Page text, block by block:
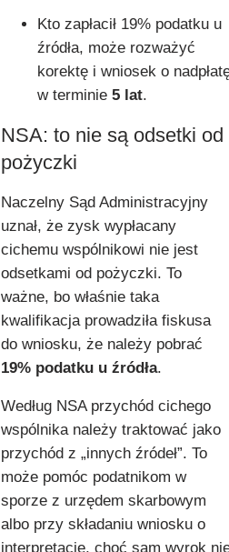
Kto zapłacił 19% podatku u
źródła, może rozważyć
korektę i wniosek o
w terminie 5 lat.
NSA: to nie są odsetki od
pożyczki
Naczelny Sąd Administracyjny
uznał, że zysk wypłacany
cichemu wspólnikowi nie jest
odsetkami od pożyczki. To
ważne, bo właśnie taka
kwalifikacja prowadziła fiskusa
do wniosku, że należy pobrać
19% podatku u źródła.
Według NSA przychód cichego
wspólnika należy traktować jako
przychód z „innych źródeł”. To
może pomóc podatnikom w
sporze z urzędem skarbowym
albo przy składaniu wniosku o
interpretację, choć sam wyrok